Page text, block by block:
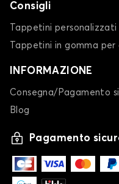
Consigli
Tappetini
Tappetini in gomma per
INFORMAZIONE
Consegna/Pagamento
Blog
Pagamento